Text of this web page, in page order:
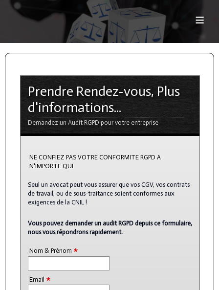
≡
Prendre Rendez-vous, Plus
d'informations...
Demandez un Audit RGPD pour votre entreprise
NE CONFIEZ PAS VOTRE CONFORMITE RGPD A
N'IMPORTE QUI
Seul un avocat peut vous assurer que vos CGV, vos contrats
de travail, ou de sous-traitance soient conformes aux
exigences de la CNIL !
Vous pouvez demander un audit RGPD depuis ce formulaire,
nous vous répondrons rapidement.
Nom & Prénom *
Email *